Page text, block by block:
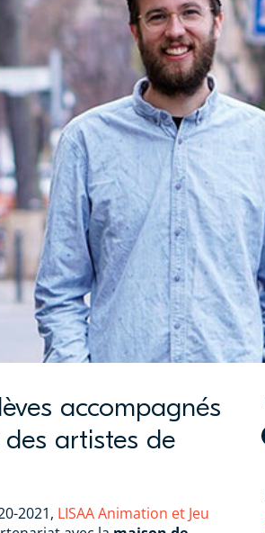
accompagnés
artistes de
2021, LISAA Animation et Jeu